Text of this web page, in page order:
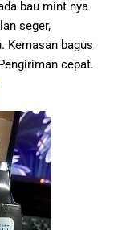
bau mint nya
seger,
Kemasan bagus
cepat.